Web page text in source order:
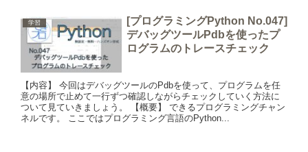
学習
[プログラミングPython No.047]
デバッグツールPdbを使ったプ
ログラムのトレースチェック
【内容】 今回はデバッグツールのPdbを使って、プログラムを任
意の場所で止めて一行ずつ確認しながらチェックしていく方法に
ついて見ていきましょう。 【概要】 できるプログラミングチャン
ネルです。 ここではプログラミング言語のPython...